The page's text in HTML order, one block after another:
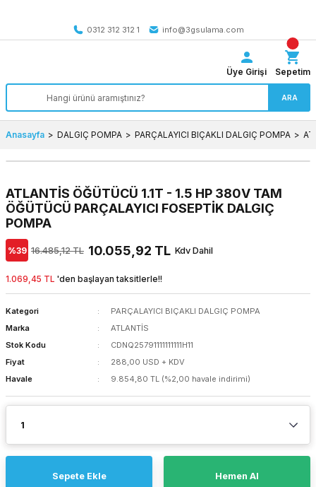
0312 312 312 1
info@3gsulama.com
ARA
Üye Girişi Sepetim
Anasayfa DALGIÇ POMPA PARÇALAYICI BIÇAKLI DALGIÇ POMPA
ATLANTİS ÖĞÜTÜCÜ 1.1T - 1.5 HP 380V TAM
ÖĞÜTÜCÜ PARÇALAYICI FOSEPTİK DALGIÇ
POMPA
%39 16.485,12 TL 10.055,92 TL Kdv Dahil
1.069,45 TL 'den başlayan taksitlerle!!
Kategori
PARÇALAYICI BIÇAKLI DALGIÇ POMPA
Marka
ATLANTİS
Stok Kodu
CDNQ25791111111111H11
Fiyat
288,00 USD + KDV
Havale
9.854,80 TL (%2,00 havale indirimi)
Sepete Ekle Hemen Al